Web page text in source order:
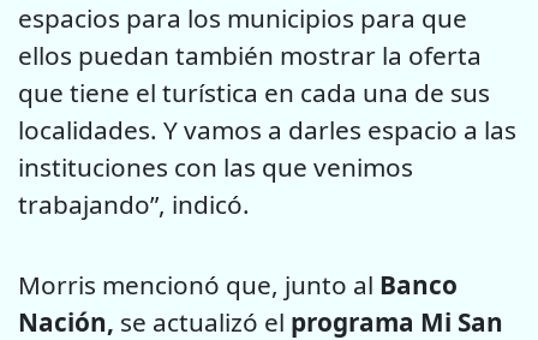
espacios para los municipios para que
ellos puedan también mostrar la oferta
que tiene el turística en cada una de sus
localidades. Y vamos a darles espacio a las
instituciones con las que venimos
trabajando”, indicó.
Morris mencionó que, junto al Banco
Nación, se actualizó el programa Mi San